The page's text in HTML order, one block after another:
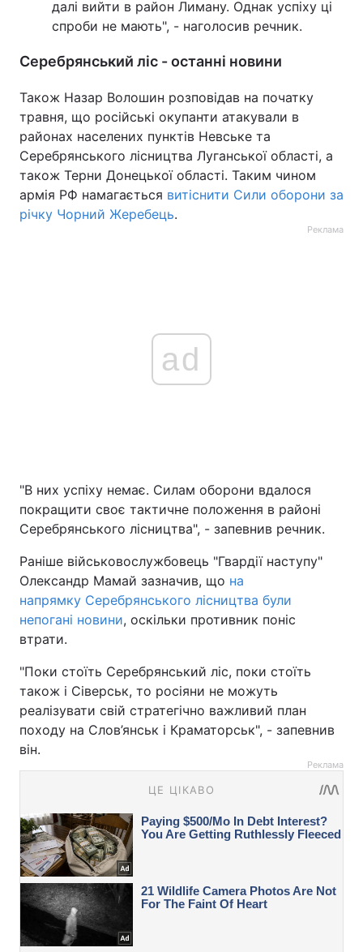
далі вийти в район Лиману. Однак успіху ці
спроби не мають", - наголосив речник.
Серебрянський ліс - останні новини
Також Назар Волошин розповідав на початку
травня, що російські окупанти атакували в
районах населених пунктів Невське та
Серебрянського лісництва Луганської області, а
також Терни Донецької області. Таким чином
армія РФ намагається витіснити Сили оборони за
річку Чорний Жеребець.
Реклама
ad
"В них успіху немає. Силам оборони вдалося
покращити своє тактичне положення в районі
Серебрянського лісництва", - запевнив речник.
Раніше військовослужбовець "Гвардії наступу"
Олександр Мамай зазначив, що на
напрямку Серебрянського лісництва були
непогані новини, оскільки противник поніс
втрати.
"Поки стоїть Серебрянський ліс, поки стоїть
також і Сіверськ, то росіяни не можуть
реалізувати свій стратегічно важливий план
походу на Слов’янськ і Краматорськ", - запевнив
він.
Реклама